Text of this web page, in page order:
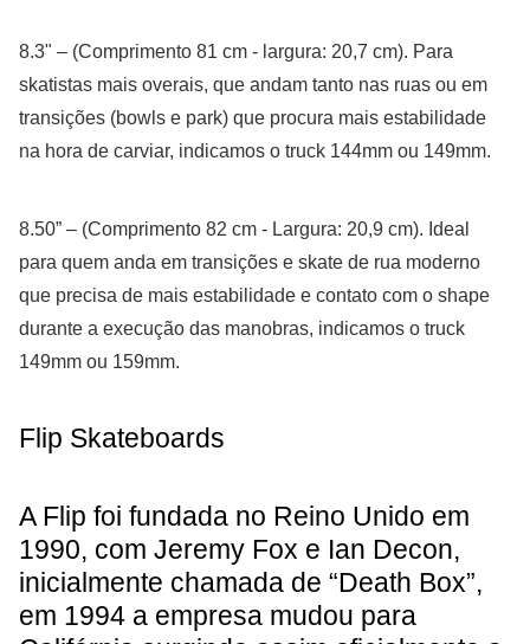
8.3" – (Comprimento 81 cm - largura: 20,7 cm). Para
skatistas mais overais, que andam tanto nas ruas ou em
transições (bowls e park) que procura mais estabilidade
na hora de carviar, indicamos o truck 144mm ou 149mm.
8.50” – (Comprimento 82 cm - Largura: 20,9 cm). Ideal
para quem anda em transições e skate de rua moderno
que precisa de mais estabilidade e contato com o shape
durante a execução das manobras, indicamos o truck
149mm ou 159mm.
Flip Skateboards
A Flip foi fundada no Reino Unido em
1990, com Jeremy Fox e Ian Decon,
inicialmente chamada de “Death Box”,
em 1994 a empresa mudou para